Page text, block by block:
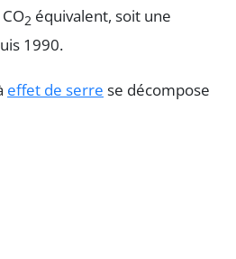
2 équivalent, soit une
1990.
effet de serre se décompose